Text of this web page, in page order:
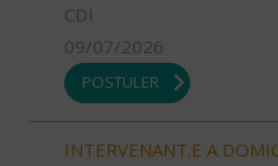
CDI
09/07/2026
POSTULER
INTERVENANT.E A